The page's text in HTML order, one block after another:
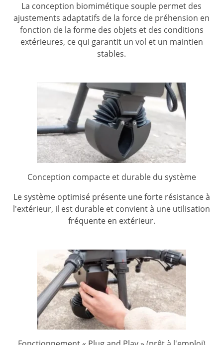
La conception biomimétique souple permet des
ajustements adaptatifs de la force de préhension en
fonction de la forme des objets et des conditions
extérieures, ce qui garantit un vol et un maintien
stables.
Conception compacte et durable du système
Le système optimisé présente une forte résistance à
l'extérieur, il est durable et convient à une utilisation
fréquente en extérieur.